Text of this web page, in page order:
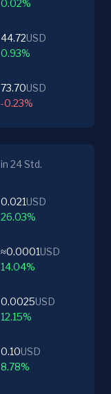
0.02%
44.72USD
0.93%
73.70USD
-0.23%
in 24 Std.
0.021USD
26.03%
≈0.0001USD
14.04%
0.0025USD
12.15%
0.10USD
8.78%